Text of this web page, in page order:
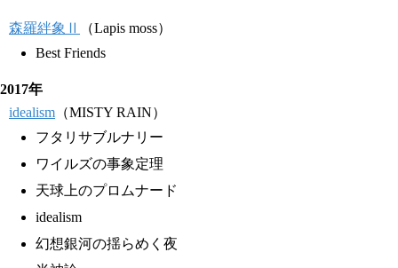
森羅絆象Ⅱ
（Lapis moss）
Best Friends
2017年
idealism （MISTY RAIN）
フタリサブルナリー
ワイルズの事象定理
天球上のプロムナード
idealism
幻想銀河の揺らめく夜